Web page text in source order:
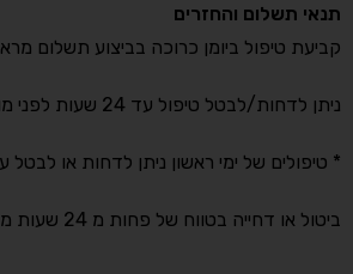
תנאי תשלום והחזרים
קביעת טיפול ביומן כרוכה בביצוע תשלום
ניתן לדחות/לבטל טיפול עד 24 שעות לפני מועד הטיפול ולקבל מועד חדש או החזר מלא של התשלום.
* טיפולים של ימי ראשון ניתן לדחות או לבטל עד
ביטול או דחייה בטווח של פחות מ 24 שעות ממועד התור יהיה כרוך בתשלום מלא.